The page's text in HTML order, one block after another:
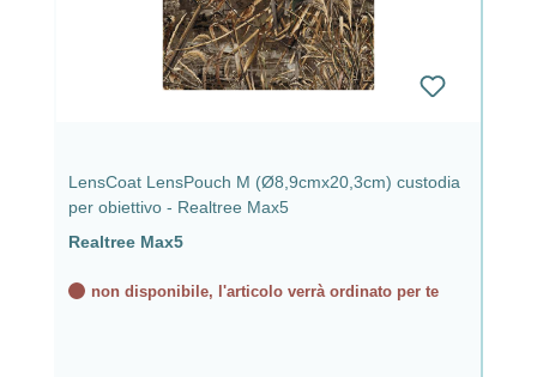
LensCoat LensPouch M (Ø8,9cmx20,3cm) custodia
per obiettivo - Realtree Max5
Realtree Max5
non disponibile, l'articolo verrà ordinato per te